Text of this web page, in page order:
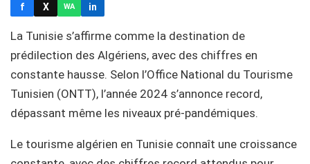
f X WA in
La Tunisie s’affirme comme la destination de
prédilection des Algériens, avec des chiffres en
constante hausse. Selon l’Office National du Tourisme
Tunisien (ONTT), l’année 2024 s’annonce record,
dépassant même les niveaux pré-pandémiques.
Le tourisme algérien en Tunisie connaît une croissance